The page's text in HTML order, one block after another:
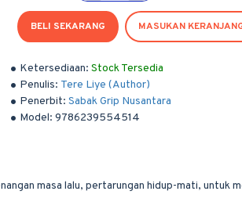
Ketersediaan: Stock Tersedia
Penulis: Tere Liye (Author)
Penerbit: Sabak Grip Nusantara
Model: 9786239554514
BELI SEKARANG MASUKAN
masa lalu, pertarungan hidup-mati, untuk